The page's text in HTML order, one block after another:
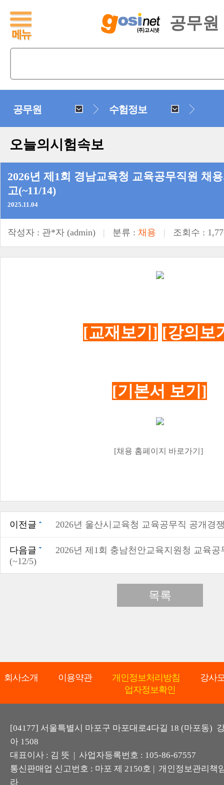
공무원
공무원 수험정보
오늘의시험속보
2026년 제1회 경남교육청 교육공무직원 채
고(~11/14)
2025.11.04
작성자 : 관*자 (admin) | 분류 : 채용 | 조회수 :
[교재보기] [강의보
[기본서 보기]
[채용 홈페이지 바로가기]
이전글 2026년 울산시교육청 교육공무직 공개경
다음글
2026년 제1회 충남천안교육지원청 교육
(~12/5)
목록
회사소개 이용약관 개인정보처리방침
강사
업자정보확인
[04177] 서울특별시 마포구 마포대로4다길 18 (마포동)
아 1508
대표이사 : 김 뜻 | 사업자등록번호 : 105-86-67557
통신판매업 신고번호 : 마포 제 2150호 | 개인정보관리책
라